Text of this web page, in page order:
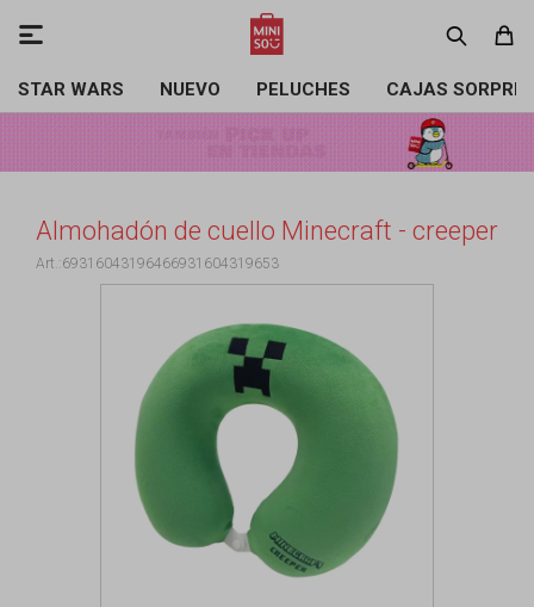
STAR WARS NUEVO PELUCHES CAJAS

Almohadón de cuello Minecraft - creeper
69316043196466931604319653